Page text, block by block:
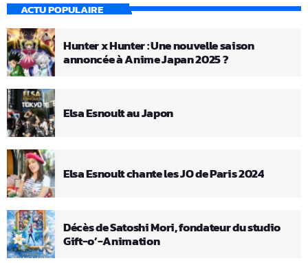
ACTU POPULAIRE
Hunter x Hunter : Une nouvelle saison
annoncée à Anime Japan 2025 ?
Elsa Esnoult au Japon
Elsa Esnoult chante les JO de Paris 2024
Décès de Satoshi Mori, fondateur du studio
Gift-o’-Animation